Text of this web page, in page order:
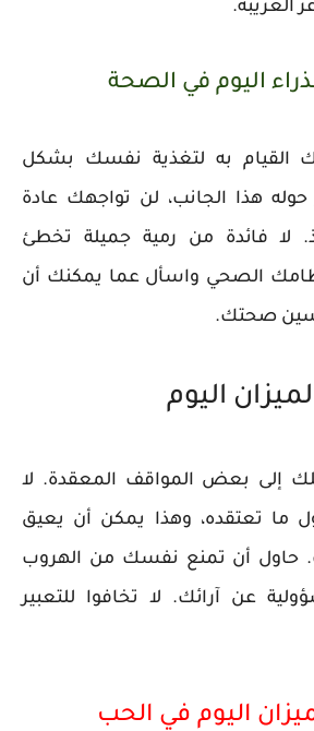
الغريبة.
اليوم في الصحة
القيام به لتغذية نفسك بشكل
هذا الجانب، لن تواجهك عادة
لا فائدة من رمية جميلة تخطئ
الصحي واسأل عما يمكنك أن
صحتك.
اليوم
إلى بعض المواقف المعقدة. لا
ما تعتقده، وهذا يمكن أن يعيق
أن تمنع نفسك من الهروب
عن آرائك. لا تخافوا للتعبير
اليوم في الحب